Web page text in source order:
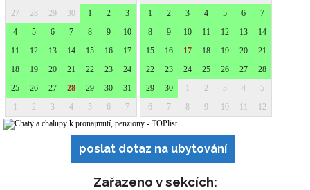
poslat dotaz na ubytování
Zařazeno v sekcích: